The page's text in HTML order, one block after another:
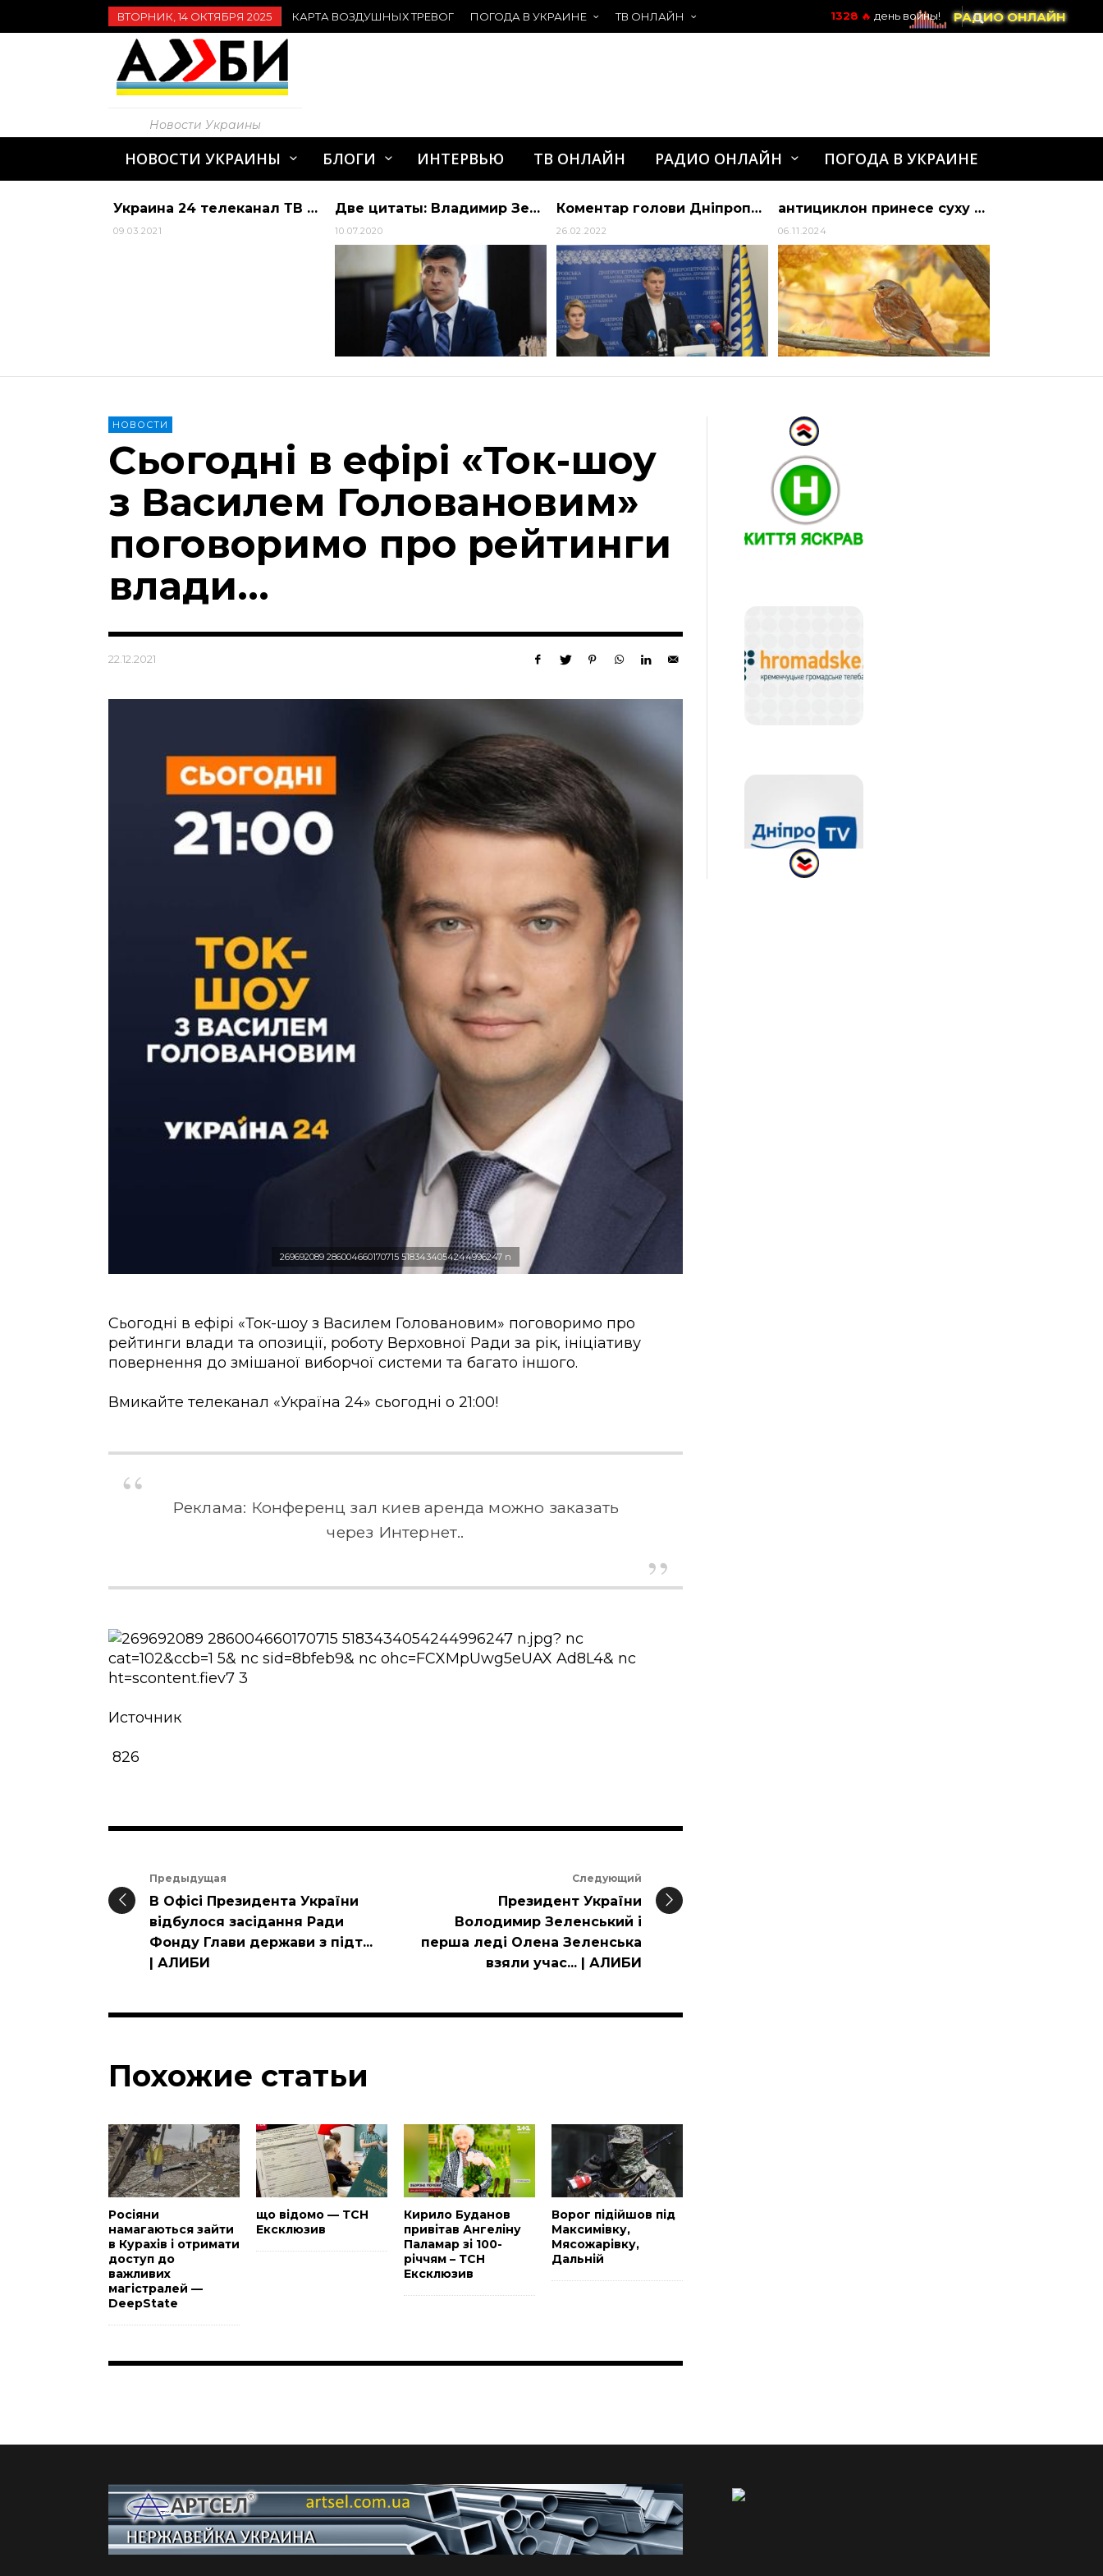
ВТОРНИК, 14 ОКТЯБРЯ 2025 КАРТА ВОЗДУШНЫХ ТРЕВОГ ПОГОДА В УКРАИНЕ ТВ ОНЛАЙН РАДИО ОНЛАЙН
1328 🔥день войны!
Новости Украины
НОВОСТИ УКРАИНЫ БЛОГИ ИНТЕРВЬЮ ТВ ОНЛАЙН РАДИО ОНЛАЙН ПОГОДА В УКРАИНЕ
Украина 24 телеканал ТВ онлайн
09.03.2021
Две цитаты: Владимир Зеленский до выборов и после | Алиби
10.07.2020
Коментар голови Дніпропетровської обласної ради Миколи Лукашука щодо ситуації в області |
26.02.2022
антициклон принесе суху погоду та потепління — Україна
06.11.2024
НОВОСТИ
Сьогодні в ефірі «Ток-шоу
з Василем Головановим»
поговоримо про рейтинги
влади…
22.12.2021
269692089 286004660170715 5183434054244996247 n
Сьогодні в ефірі «Ток-шоу з Василем Головановим» поговоримо про
рейтинги влади та опозиції, роботу Верховної Ради за рік, ініціативу
повернення до змішаної виборчої системи та багато іншого.
Вмикайте телеканал «Україна 24» сьогодні о 21:00!
Реклама: Конференц зал киев аренда можно заказать
через Интернет..
Источник
826
Предыдущая
В Офісі Президента України
відбулося засідання Ради
Фонду Глави держави з підт...
| АЛИБИ
Следующий
Президент України
Володимир Зеленський і
перша леді Олена Зеленська
взяли учас... | АЛИБИ
Похожие статьи
Росіяни
намагаються зайти
в Курахів і отримати
доступ до
важливих
магістралей —
DeepState
що відомо — ТСН
Ексклюзив
Кирило Буданов
привітав Ангеліну
Паламар зі 100-
річчям – ТСН
Ексклюзив
Ворог підійшов під
Максимівку,
Мясожарівку,
Дальній